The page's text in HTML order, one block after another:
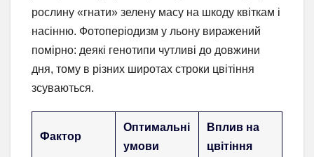
рослину «гнати» зелену масу на шкоду квіткам і
насінню. Фотоперіодизм у льону виражений
помірно: деякі генотипи чутливі до довжини
дня, тому в різних широтах строки цвітіння
зсуваються.
Фактор
Оптимальні
умови
Вплив на
цвітіння